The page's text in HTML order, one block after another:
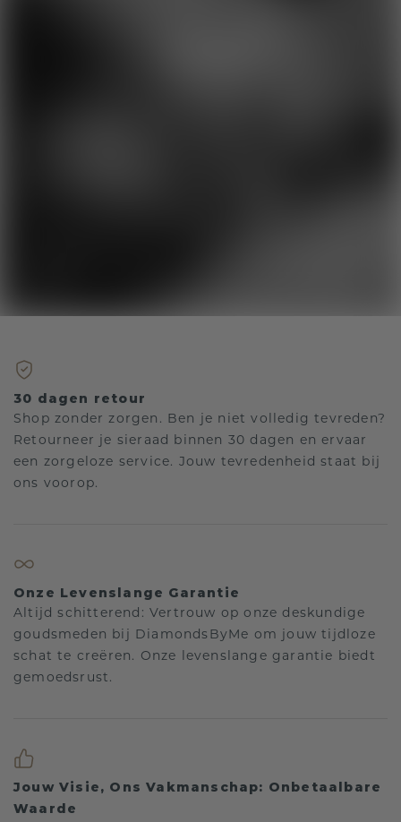
30 dagen retour
Shop zonder zorgen. Ben je niet volledig tevreden?
Retourneer je sieraad binnen 30 dagen en ervaar
een zorgeloze service. Jouw tevredenheid staat bij
ons voorop.
Onze Levenslange Garantie
Altijd schitterend: Vertrouw op onze deskundige
goudsmeden bij DiamondsByMe om jouw tijdloze
schat te creëren. Onze levenslange garantie biedt
gemoedsrust.
Jouw Visie, Ons Vakmanschap: Onbetaalbare
Waarde